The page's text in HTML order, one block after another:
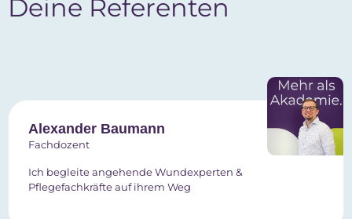
Deine Referenten
Alexander Baumann
Fachdozent
Ich begleite angehende Wundexperten &
Pflegefachkräfte auf ihrem Weg